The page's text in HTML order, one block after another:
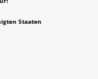
Staaten